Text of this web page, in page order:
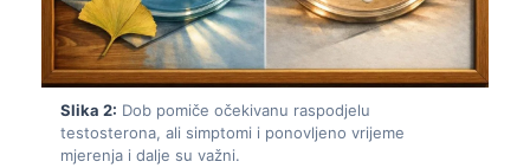
Slika 2: Dob pomiče očekivanu raspodjelu
testosterona, ali simptomi i ponovljeno vrijeme
mjerenja i dalje su važni.